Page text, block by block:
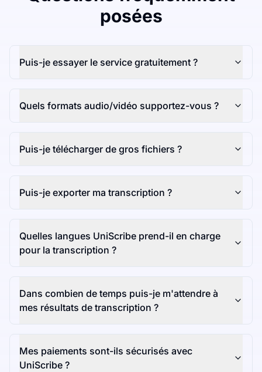
posées
Puis-je essayer le service gratuitement ?
Quels formats audio/vidéo supportez-vous ?
Puis-je télécharger de gros fichiers ?
Puis-je exporter ma transcription ?
Quelles langues UniScribe prend-il en charge
pour la transcription ?
Dans combien de temps puis-je m'attendre à
mes résultats de transcription ?
Mes paiements sont-ils sécurisés avec
UniScribe ?